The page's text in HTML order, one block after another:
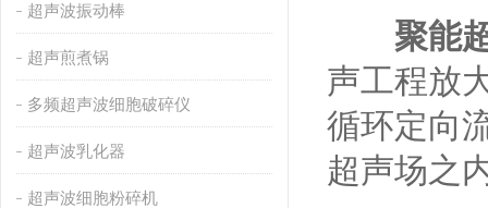
超声波振动棒
超声煎煮锅
多频超声波细胞破碎仪
超声波乳化器
超声波细胞粉碎机
聚能
声工程放
循环定向
超声场之